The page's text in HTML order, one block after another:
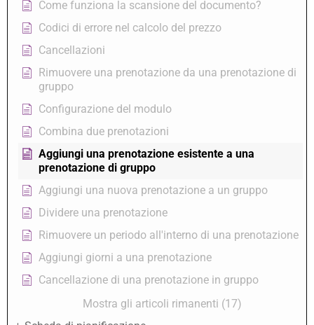
Come funziona la scansione del documento?
Codici di errore nel calcolo del prezzo
Cancellazioni
Rimuovere una prenotazione da una prenotazione di
gruppo
Configurazione del modulo
Combina due prenotazioni
Aggiungi una prenotazione esistente a una
prenotazione di gruppo
Aggiungi una nuova prenotazione a un gruppo
Dividere una prenotazione
Rimuovere un periodo all'interno di una prenotazione
Aggiungi giorni a una prenotazione
Cancellazione di una prenotazione in gruppo
Mostra gli articoli rimanenti (17)